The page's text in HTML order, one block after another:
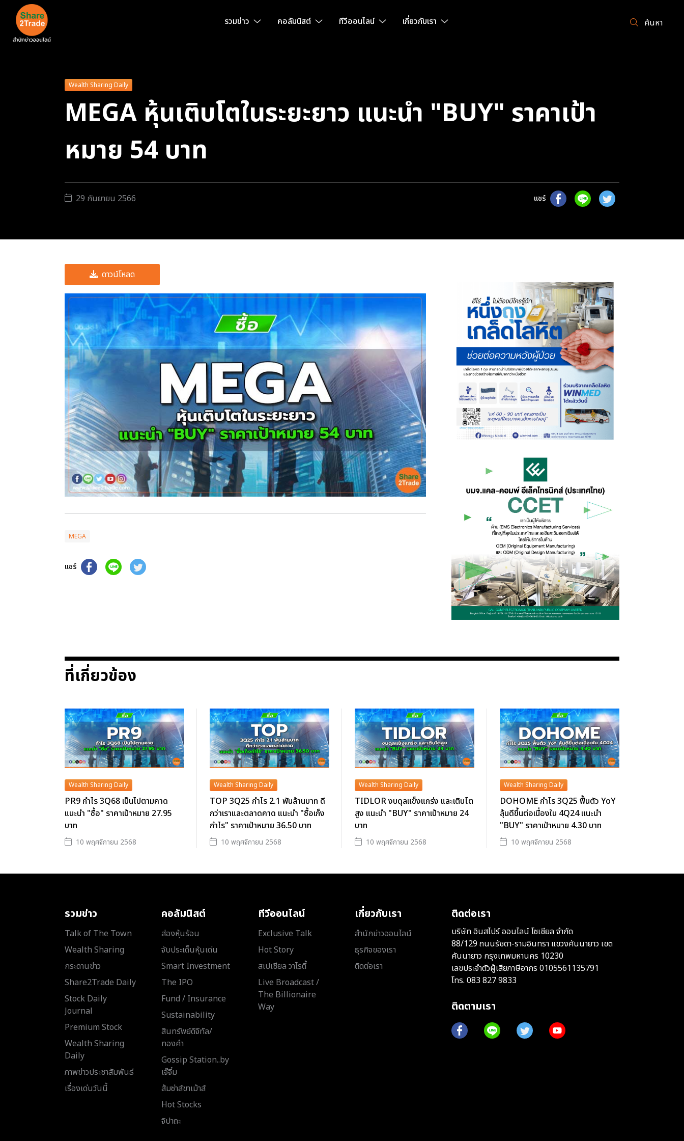
รวมข่าว คอลัมนิสต์ ทีวีออนไลน์ เกี่ยวกับเรา ค้นหา
Wealth Sharing Daily
MEGA หุ้นเติบโตในระยะยาว แนะนำ "BUY" ราคาเป้า
หมาย 54 บาท
29 กันยายน 2566 แชร์
ดาวน์โหลด
MEGA
แชร์
ที่เกี่ยวข้อง
Wealth Sharing Daily
PR9 กำไร 3Q68 เป็นไปตามคาด
แนะนำ "ซื้อ" ราคาเป้าหมาย 27.95
บาท
10 พฤศจิกายน 2568
Wealth Sharing Daily
TOP 3Q25 กำไร 2.1 พันล้านบาท ดี
กว่าเราและตลาดคาด แนะนำ "ซื้อเก็ง
กำไร" ราคาเป้าหมาย 36.50 บาท
10 พฤศจิกายน 2568
Wealth Sharing Daily
TIDLOR งบดุลแข็งแกร่ง และเติบโต
สูง แนะนำ "BUY" ราคาเป้าหมาย 24
บาท
10 พฤศจิกายน 2568
Wealth Sharing Daily
DOHOME กำไร 3Q25 ฟื้นตัว YoY
ลุ้นดีขึ้นต่อเนื่องใน 4Q24 แนะนำ
"BUY" ราคาเป้าหมาย 4.30 บาท
10 พฤศจิกายน 2568
รวมข่าว
Talk of The Town
Wealth Sharing
กระดานข่าว
Share2Trade Daily
Stock Daily
Journal
Premium Stock
Wealth Sharing
Daily
ภาพข่าวประชาสัมพันธ์
เรื่องเด่นวันนี้
คอลัมนิสต์
ส่องหุ้นร้อน
จับประเด็นหุ้นเด่น
Smart Investment
The IPO
Fund / Insurance
Sustainability
สินทรัพย์ดิจิทัล/
ทองคำ
Gossip Station..by
เจ๊จิ๋ม
ส้มซ่าส์ขาเม้าส์
Hot Stocks
จิปาถะ
ทีวีออนไลน์
Exclusive Talk
Hot Story
สเปเชียล วาไรตี้
Live Broadcast /
The Billionaire
Way
เกี่ยวกับเรา
สำนักข่าวออนไลน์
ธุรกิจของเรา
ติดต่อเรา
ติดต่อเรา
บริษัท อินสไปร์ ออนไลน์ โซเชียล จำกัด
88/129 ถนนรัชดา-รามอินทรา แขวงคันนายาว เขต
คันนายาว กรุงเทพมหานคร 10230
เลขประจำตัวผู้เสียภาษีอากร 0105561135791
โทร. 083 827 9833
ติดตามเรา